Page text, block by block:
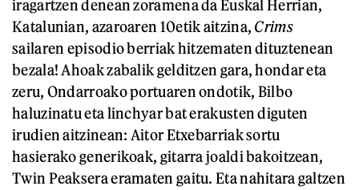
iragartzen denean zoramena da Euskal Herrian,
Katalunian, azaroaren 10etik aitzina, Crims
sailaren episodio berriak hitzematen dituztenean
bezala! Ahoak zabalik gelditzen gara, hondar eta
zeru, Ondarroako portuaren ondotik, Bilbo
haluzinatu eta linchyar bat erakusten diguten
irudien aitzinean: Aitor Etxebarriak sortu
hasierako generikoak, gitarra joaldi bakoitzean,
Twin Peaksera eramaten gaitu. Eta nahitara galtzen